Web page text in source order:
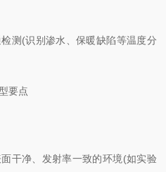
(识别渗水、保暖缺陷等温度分
要点
净、发射率一致的环境(如实验